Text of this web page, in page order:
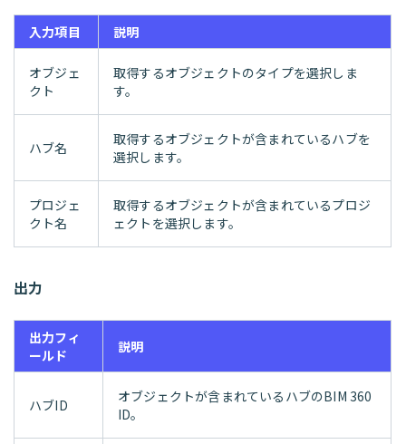
入力項目 説明
オブジェ
クト
取得するオブジェクトのタイプを選択しま
す。
ハブ名
取得するオブジェクトが含まれているハブを
選択します。
プロジェ
クト名
取得するオブジェクトが含まれているプロジ
ェクトを選択します。
出力
出力フィ
ールド
説明
ハブID
オブジェクトが含まれているハブのBIM 360
ID。